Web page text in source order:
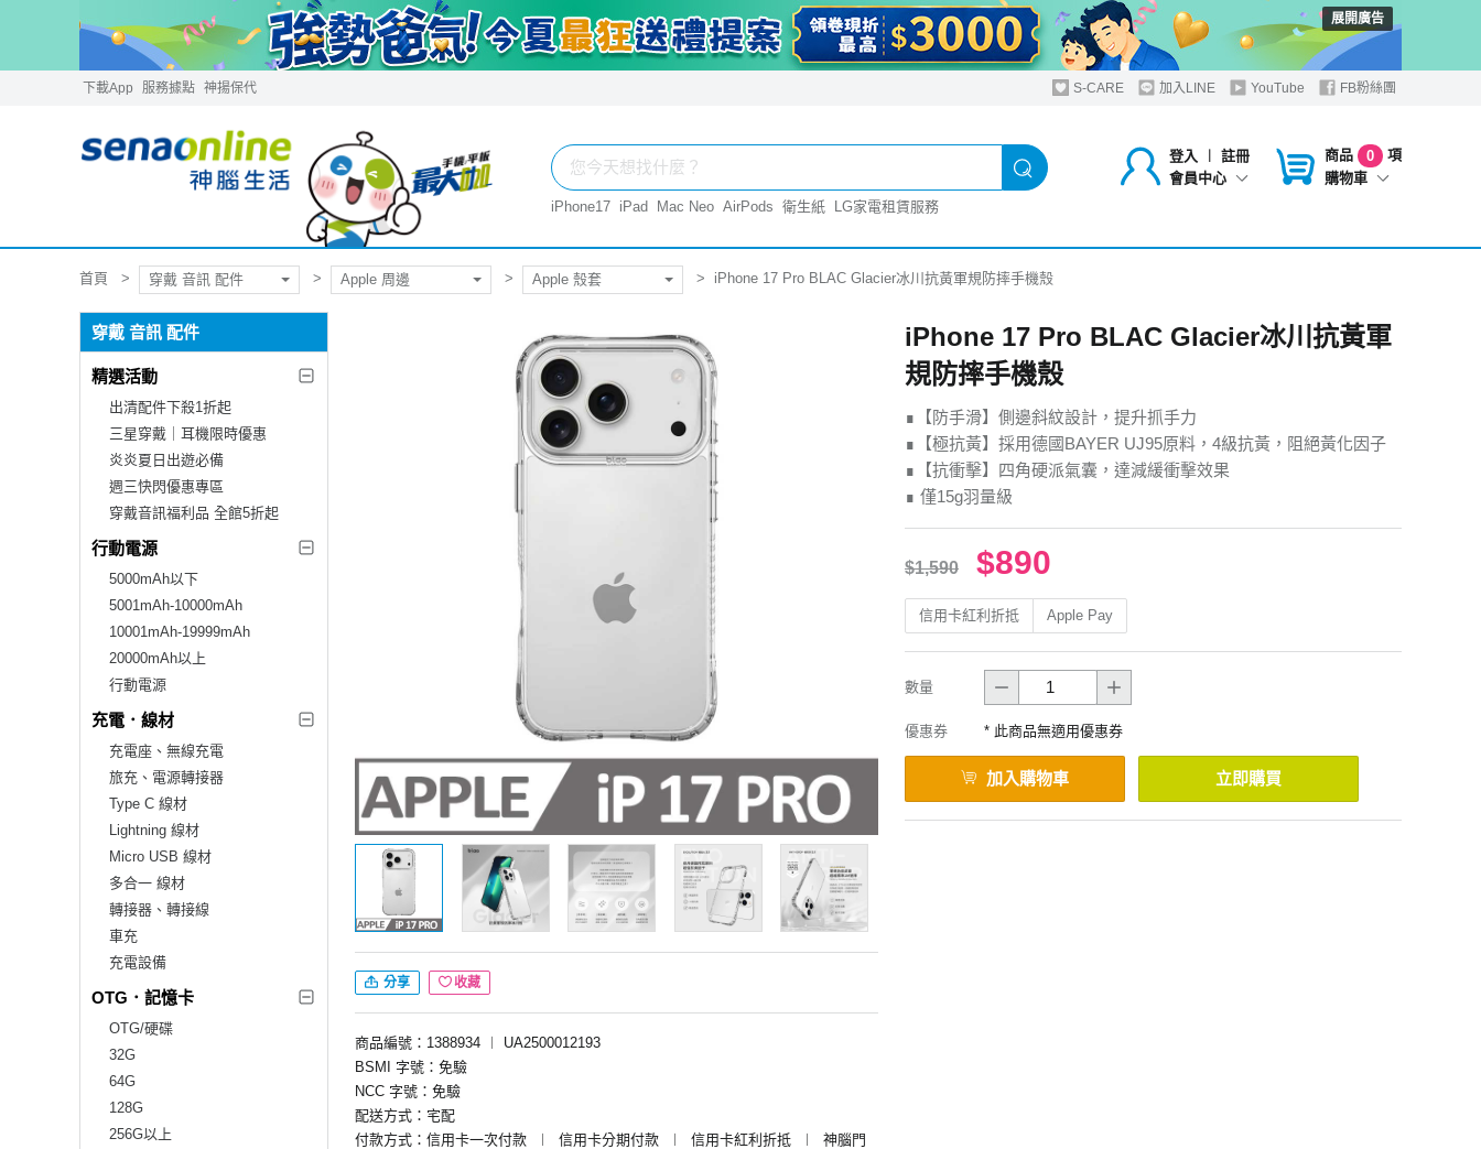
展開廣告
下載App 服務據點 神揚保代 S-CARE 加入LINE YouTube FB粉絲團
登入 ︱
註冊
會員中心
商品 0
項
購物車
iPhone17 iPad Mac Neo AirPods 衛生紙 LG家電租賃服務
首頁 穿戴 音訊 配件 Apple 周邊 Apple 殼套 iPhone 17 Pro BLAC Glacier冰川抗黃軍規防摔手機殼
穿戴 音訊 配件
精選活動
出清配件下殺1折起
三星穿戴｜耳機限時優惠
炎炎夏日出遊必備
週三快閃優惠專區
穿戴音訊福利品 全館5折起
行動電源
5000mAh以下
5001mAh-10000mAh
10001mAh-19999mAh
20000mAh以上
行動電源
充電．線材
充電座、無線充電
旅充、電源轉接器
Type C 線材
Lightning 線材
Micro USB 線材
多合一 線材
轉接器、轉接線
車充
充電設備
OTG．記憶卡
OTG/硬碟
32G
64G
128G
256G以上
分享 收藏
商品編號：1388934 ︱
UA2500012193
BSMI 字號：免驗
NCC 字號：免驗
配送方式：宅配
付款方式：信用卡一次付款
︱ 信用卡分期付款 ︱ 信用卡紅利折抵 ︱
神腦門
iPhone 17 Pro BLAC Glacier冰川抗黃軍
規防摔手機殼
∎【防手滑】側邊斜紋設計，提升抓手力
∎【極抗黃】採用德國BAYER UJ95原料，4級抗黃，阻絕黃化因子
∎【抗衝擊】四角硬派氣囊，達減緩衝擊效果
∎ 僅15g羽量級
$1,590 $890
信用卡紅利折抵 Apple Pay
數量
優惠券 * 此商品無適用優惠券
加入購物車 立即購買